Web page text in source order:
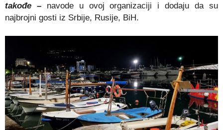
takođe –navode u ovoj organizaciji i dodaju da su
najbrojni gosti iz Srbije, Rusije, BiH.